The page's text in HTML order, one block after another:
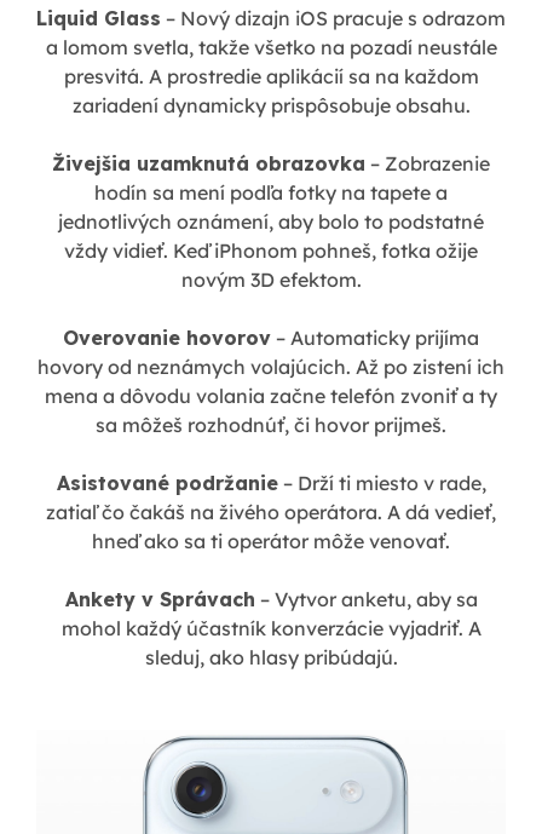
Liquid Glass – Nový dizajn iOS pracuje s odrazom
a lomom svetla, takže všetko na pozadí neustále
presvitá. A prostredie aplikácií sa na každom
zariadení dynamicky prispôsobuje obsahu.
Živejšia uzamknutá obrazovka – Zobrazenie
hodín sa mení podľa fotky na tapete a
jednotlivých oznámení, aby bolo to podstatné
vždy vidieť. Keď iPhonom pohneš, fotka ožije
novým 3D efektom.
Overovanie hovorov – Automaticky prijíma
hovory od neznámych volajúcich. Až po zistení ich
mena a dôvodu volania začne telefón zvoniť a ty
sa môžeš rozhodnúť, či hovor prijmeš.
Asistované podržanie– Drží ti miesto v rade,
zatiaľ čo čakáš na živého operátora. A dá vedieť,
hneď ako sa ti operátor môže venovať.
Ankety v Správach – Vytvor anketu, aby sa
mohol každý účastník konverzácie vyjadriť. A
sleduj, ako hlasy pribúdajú.